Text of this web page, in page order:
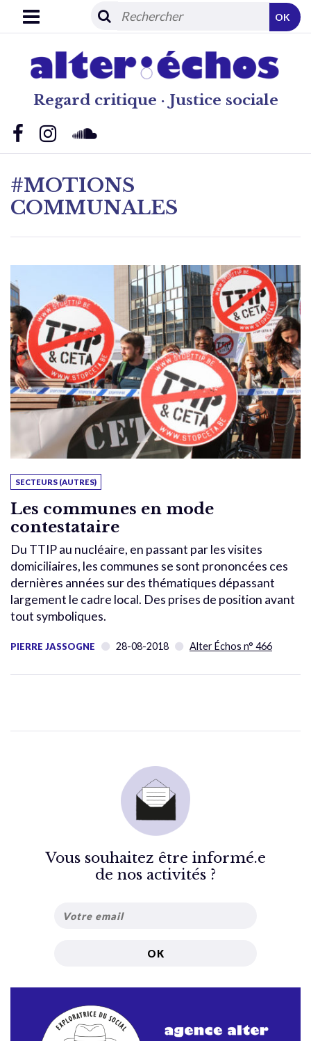
Regard critique · Justice sociale
OK
#MOTIONS
COMMUNALES
SECTEURS (AUTRES)
Les communes en mode
contestataire
Du TTIP au nucléaire, en passant par les visites
domiciliaires, les communes se sont prononcées ces
dernières années sur des thématiques dépassant
largement le cadre local. Des prises de position avant
tout symboliques.
PIERRE JASSOGNE 28-08-2018 Alter Échos n° 466
Vous souhaitez être informé.e
de nos activités ?